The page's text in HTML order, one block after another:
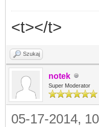
<t></t>
Szukaj
notek
Super Moderator
05-17-2014,